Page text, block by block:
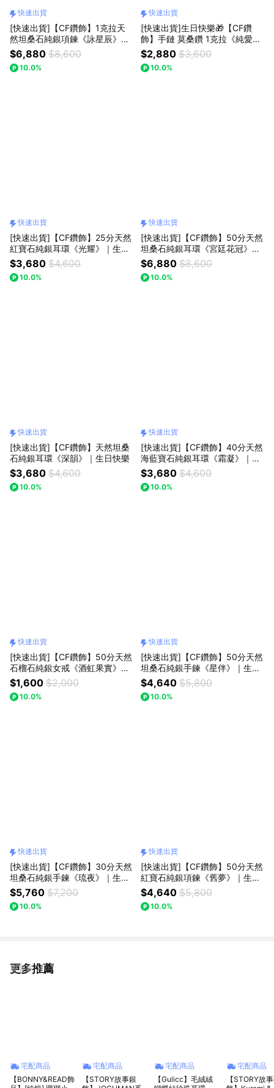
快速出貨
[快速出貨]【CF鑽飾】1克拉天
然坦桑石純銀項鍊《詠星辰》｜
生日快樂
$6,880 $8,600
10.0%
快速出貨
[快速出貨]生日快樂🎁【CF鑽
飾】手鏈 莫桑鑽 1克拉《純愛》
情人節禮物 求婚 告白
$2,880 $3,600
10.0%
快速出貨
[快速出貨]【CF鑽飾】25分天然
紅寶石純銀耳環《光耀》｜生日
快樂
$3,680 $4,600
10.0%
快速出貨
[快速出貨]【CF鑽飾】50分天然
坦桑石純銀耳環《宮廷花冠》｜
生日快樂
$6,880 $8,600
10.0%
快速出貨
[快速出貨]【CF鑽飾】天然坦桑
石純銀耳環《深韻》｜生日快樂
$3,680 $4,600
10.0%
快速出貨
[快速出貨]【CF鑽飾】40分天然
海藍寶石純銀耳環《霜凝》｜生
日快樂
$3,680 $4,600
10.0%
快速出貨
[快速出貨]【CF鑽飾】50分天然
石榴石純銀女戒《酒虹果實》｜
七夕情人節禮物 獅子座生日快樂
$1,600 $2,000
10.0%
快速出貨
[快速出貨]【CF鑽飾】50分天然
坦桑石純銀手鍊《星伴》｜生日
快樂
$4,640 $5,800
10.0%
快速出貨
[快速出貨]【CF鑽飾】30分天然
坦桑石純銀手鍊《琉夜》｜生日
快樂
$5,760 $7,200
10.0%
快速出貨
[快速出貨]【CF鑽飾】50分天然
紅寶石純銀項鍊《舊夢》｜生日
快樂
$4,640 $5,800
10.0%
更多推薦
看更多
宅配商品
【BONNY&READ飾
宅配商品
【STORY故事銀
宅配商品
【Gulicc】毛絨絨
宅配商品
【STORY故